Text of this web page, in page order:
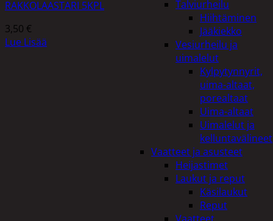
Talviurheilu
Hiihtäminen
Jääkiekko
Vesiurheilu ja
uimalelut
Kylpytynnyrit,
uima-altaat,
porealtaat
Uima-altaat
Uimalelut ja
kelluntavälineet
Vaatteet ja asusteet
Heijastimet
Laukut ja reput
Käsilaukut
Reput
RAKKOLAASTARI 5KPL
3,50 €
Lue Lisää